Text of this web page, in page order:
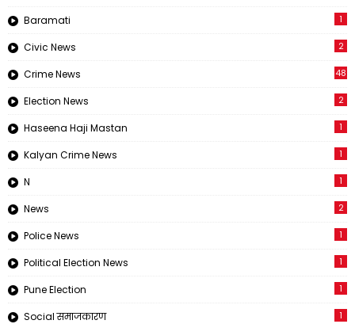
Baramati 1
Civic News 2
Crime News 48
Election News 2
Haseena Haji Mastan 1
Kalyan Crime News 1
N 1
News 2
Police News 1
Political Election News 1
Pune Election 1
Social समाजकारण 1